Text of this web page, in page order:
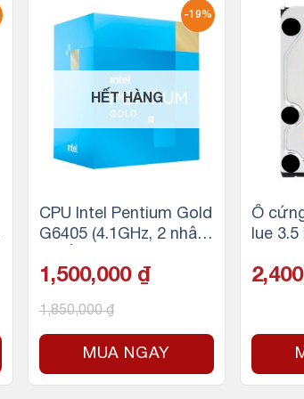
-19%
HẾT HÀNG
CPU Intel Pentium Gold
G6405 (4.1GHz, 2 nhân
W) – Socket Intel LGA 1
1,500,000 ₫
1,850,000₫
MUA NGAY
Ổ
lue